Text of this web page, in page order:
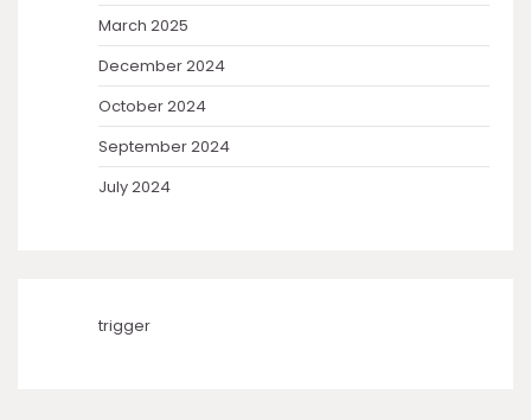
March 2025
December 2024
October 2024
September 2024
July 2024
trigger